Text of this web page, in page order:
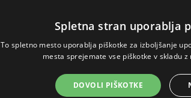
Spletna stran uporablja
To spletno mesto uporablja piškotke za izboljšanje
mesta sprejemate vse piškotke v skladu
DOVOLI PIŠKOTKE